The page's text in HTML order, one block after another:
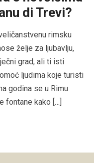
di Trevi?
rimsku
želje za ljubavlju,
grad, ali ti isti
ljudima koje turisti
godina se u Rimu
fontane kako […]